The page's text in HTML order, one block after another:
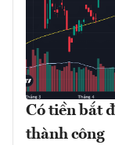
Có tiền bắt
thành công